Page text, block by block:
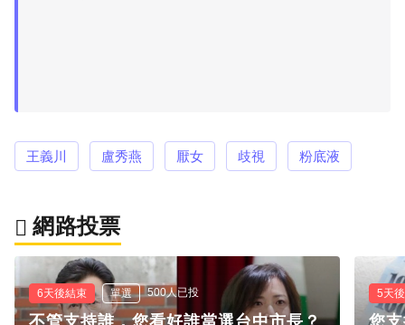
王義川 盧秀燕 厭女 歧視 粉底液
網路投票
6天後結束 單選 500人已投
不管支持誰，您看好誰當選台中市長？
5天
您